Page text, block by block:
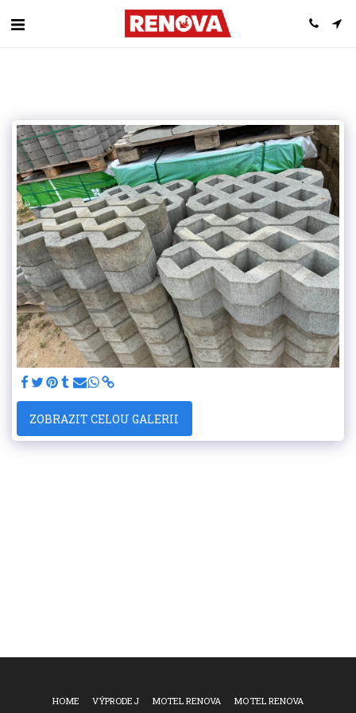
ZOBRAZIT CELOU GALERII
HOME VÝPRODEJ MOTEL RENOVA MOTEL RENOVA